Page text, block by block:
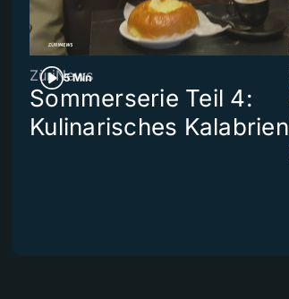
5 Min
ZüriNews
Sommerserie Teil 4:
Kulinarisches Kalabrien